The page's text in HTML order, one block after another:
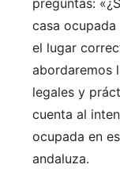
preguntas:
casa ocupada
el lugar
abordaremos
legales y
cuenta al
ocupada en
andaluza.